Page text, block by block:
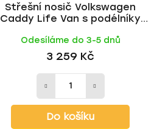
Střešní nosič Volkswagen
Caddy Life Van s podélníky
HAKR
Odesíláme do 3-5 dnů
3 259 Kč
Do košíku